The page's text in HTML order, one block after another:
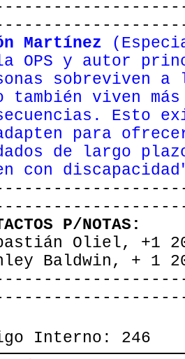
Martínez
OPS y autor
sobreviven
también viven
Esto
para
de largo
con
P/NOTAS:
Oliel, +1
Baldwin, + 1
Interno: 246